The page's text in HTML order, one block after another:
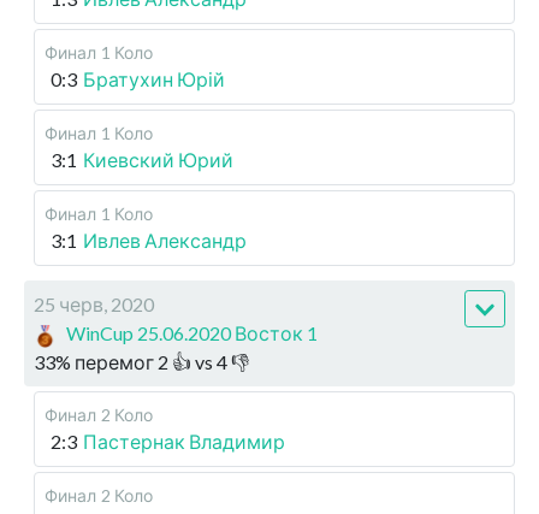
Финал 1 Коло
0:3 Братухин Юрій
Финал 1 Коло
3:1 Киевский Юрий
Финал 1 Коло
3:1 Ивлев Александр
25 черв, 2020
WinCup 25.06.2020 Восток 1
33% перемог 2 👍 vs 4👎
Финал 2 Коло
2:3 Пастернак Владимир
Финал 2 Коло